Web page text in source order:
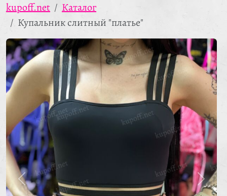
kupoff.net
Каталог
Купальник слитный "платье"